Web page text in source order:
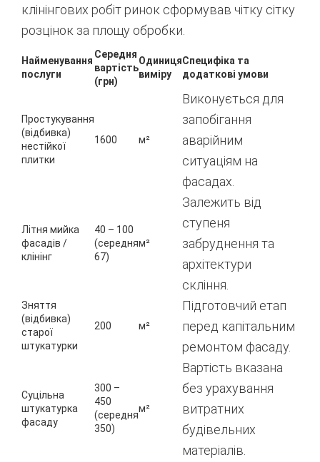
клінінгових робіт ринок сформував чітку сітку
розцінок за площу обробки.
Найменування
послуги
Середня
вартість
(грн)
Одиниця
виміру
Специфіка та
додаткові умови
Простукування
(відбивка)
нестійкої
плитки
1600 м²
Виконується для
запобігання
аварійним
ситуаціям на
фасадах.
Літня мийка
фасадів /
клінінг
40 – 100
(середня
67)
м²
Залежить від
ступеня
забруднення та
архітектури
скління.
Зняття
(відбивка)
старої
штукатурки
200 м²
Підготовчий етап
перед капітальним
ремонтом фасаду.
Суцільна
штукатурка
фасаду
300 –
450
(середня
350)
м²
Вартість вказана
без урахування
витратних
будівельних
матеріалів.